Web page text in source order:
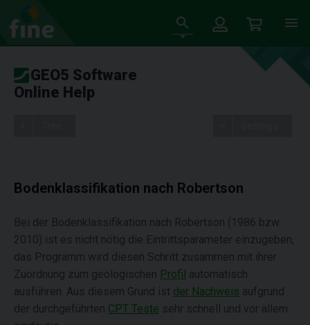
GEO5 Software
Online Help
Bodenklassifikation nach Robertson
Bei der Bodenklassifikation nach Robertson (1986 bzw.
2010) ist es nicht nötig die Eintrittsparameter einzugeben,
das Programm wird diesen Schritt zusammen mit ihrer
Zuordnung zum geologischen Profil automatisch
ausführen. Aus diesem Grund ist der Nachweis aufgrund
der durchgeführten CPT Teste sehr schnell und vor allem